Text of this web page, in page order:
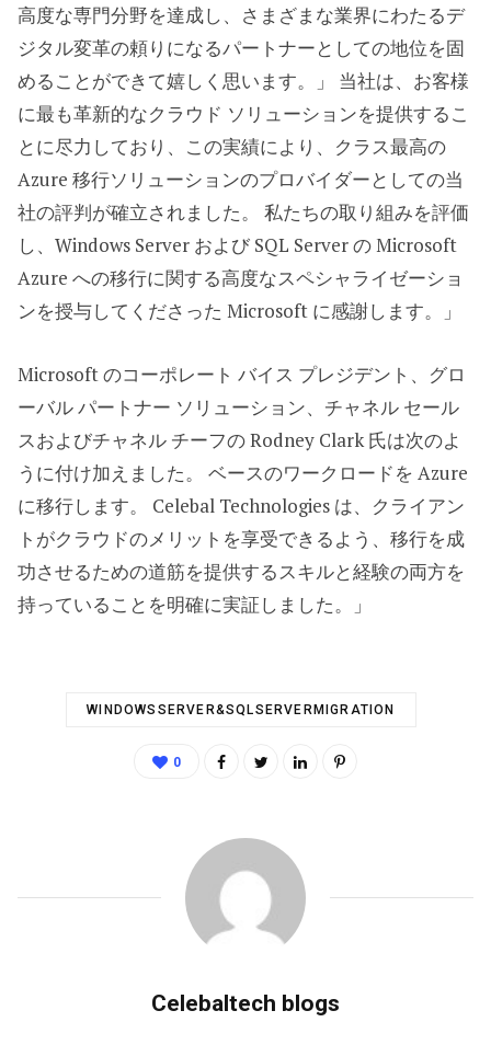
高度な専門分野を達成し、さまざまな業界にわたるデ
ジタル変革の頼りになるパートナーとしての地位を固
めることができて嬉しく思います。」 当社は、お客様
に最も革新的なクラウド ソリューションを提供するこ
とに尽力しており、この実績により、クラス最高の
Azure 移行ソリューションのプロバイダーとしての当
社の評判が確立されました。 私たちの取り組みを評価
し、Windows Server および SQL Server の Microsoft
Azure への移行に関する高度なスペシャライゼーショ
ンを授与してくださった Microsoft に感謝します。」
Microsoft のコーポレート バイス プレジデント、グロ
ーバル パートナー ソリューション、チャネル セール
スおよびチャネル チーフの Rodney Clark 氏は次のよ
うに付け加えました。 ベースのワークロードを Azure
に移行します。 Celebal Technologies は、クライアン
トがクラウドのメリットを享受できるよう、移行を成
功させるための道筋を提供するスキルと経験の両方を
持っていることを明確に実証しました。」
WINDOWSSERVER&SQLSERVERMIGRATION
0
Celebaltech blogs